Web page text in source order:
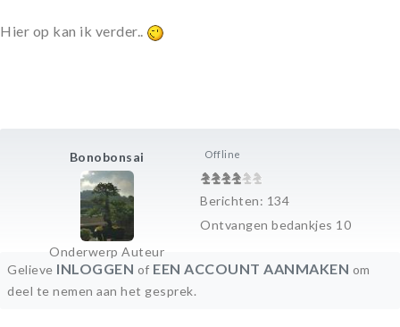
Bonobonsai
Onderwerp Auteur
Offline
Berichten: 134
Ontvangen bedankjes 10
Hier op kan ik verder..
Gelieve INLOGGEN of EEN ACCOUNT AANMAKEN om
deel te nemen aan het gesprek.